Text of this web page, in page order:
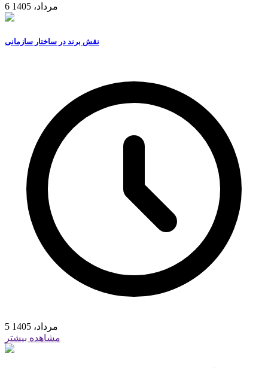
6 مرداد، 1405
نقش برند در ساختار سازمانی
5 مرداد، 1405
مشاهده بیشتر